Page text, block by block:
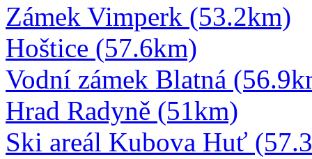
Zámek Vimperk (53.2km)
Hoštice (57.6km)
Vodní zámek Blatná
Hrad Radyně (51km)
Ski areál Kubova Huť